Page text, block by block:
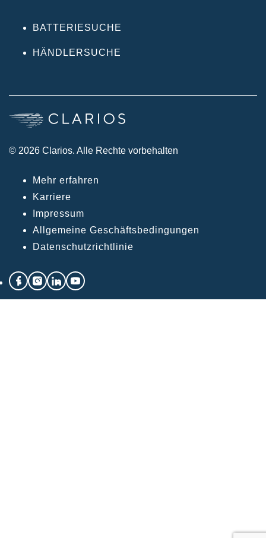
BATTERIESUCHE
HÄNDLERSUCHE
© 2026 Clarios. Alle Rechte vorbehalten
Mehr erfahren
Karriere
Impressum
Allgemeine Geschäftsbedingungen
Datenschutzrichtlinie